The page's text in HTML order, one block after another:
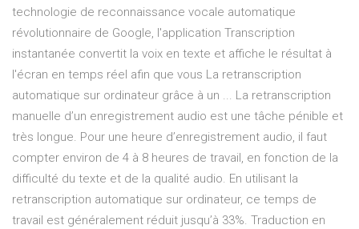
technologie de reconnaissance vocale automatique
révolutionnaire de Google, l'application Transcription
instantanée convertit la voix en texte et affiche le résultat à
l'écran en temps réel afin que vous La retranscription
automatique sur ordinateur grâce à un ... La retranscription
manuelle d’un enregistrement audio est une tâche pénible et
très longue. Pour une heure d’enregistrement audio, il faut
compter environ de 4 à 8 heures de travail, en fonction de la
difficulté du texte et de la qualité audio. En utilisant la
retranscription automatique sur ordinateur, ce temps de
travail est généralement réduit jusqu’à 33%. Traduction en